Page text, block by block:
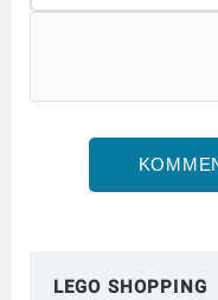
LEGO SHOPPING